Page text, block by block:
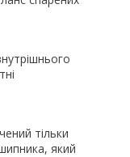
тільки
який